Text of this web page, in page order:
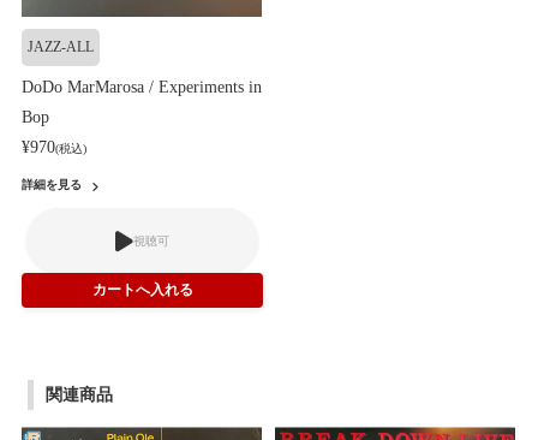
JAZZ-ALL
DoDo MarMarosa / Experiments in
Bop
¥970(税込)
詳細を見る
視聴可
関連商品